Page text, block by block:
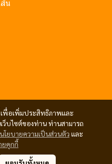
เพื่อเพิ่มประสิทธิภาพและ
ว็บไซต์ของท่าน ท่านสามารถ
นโยบายความเป็นส่วนตัว และ
ยคุกกี้
น